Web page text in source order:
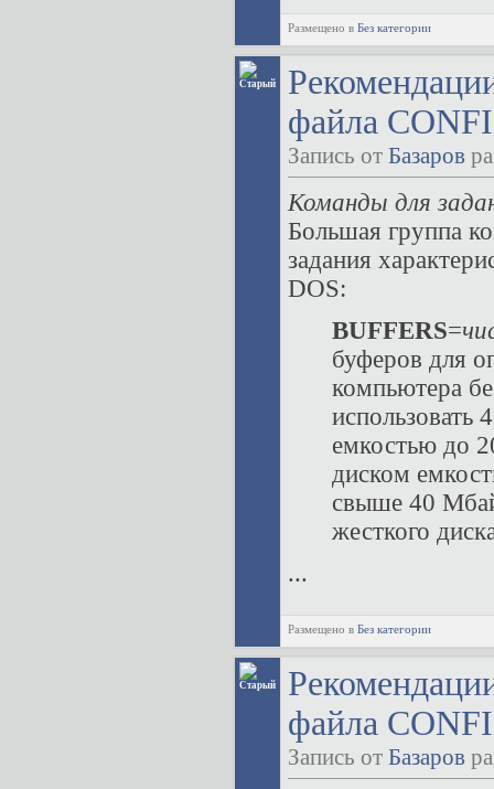
Размещено в Без категории
файла
Запись от Базаров
Команды для
Большая группа
задания
DOS:
BUFFERS=
буферов для
компьютера
использовать
емкостью до
диском
свыше 40
жесткого
...
Размещено в Без категории
файла
Запись от Базаров